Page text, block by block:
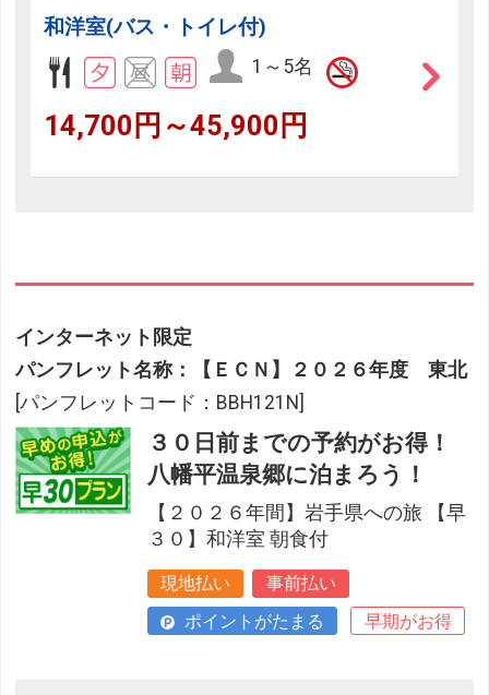
和洋室(バス・トイレ付)
1～5名
14,700円～45,900円
インターネット限定
パンフレット名称：【ＥＣＮ】２０２６年度 東北
[パンフレットコード：BBH121N]
３０日前までの予約がお得！
八幡平温泉郷に泊まろう！
【２０２６年間】岩手県への旅 【早
３０】和洋室 朝食付
現地払い
事前払い
ポイントがたまる
早期がお得